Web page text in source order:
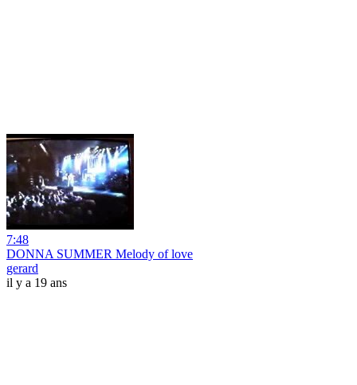
7:48
DONNA SUMMER Melody of love
gerard
il y a 19 ans